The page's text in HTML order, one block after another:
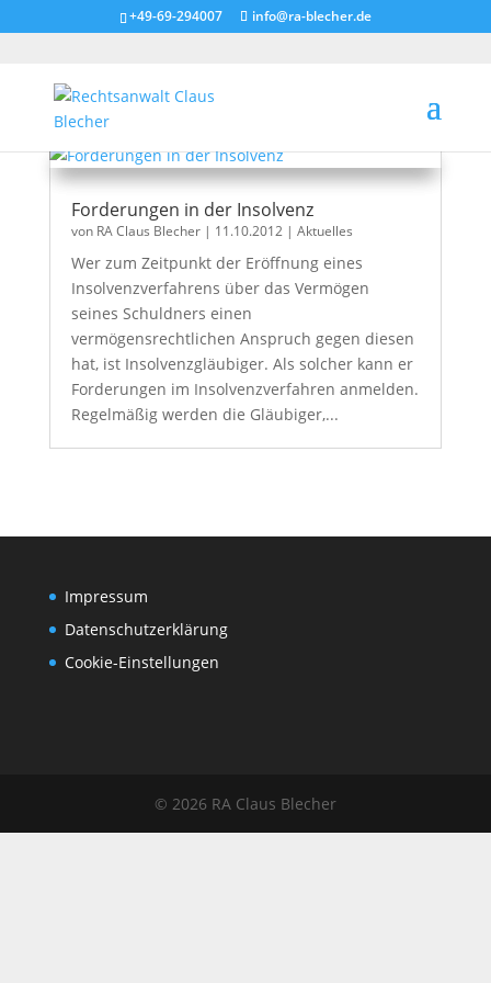
+49-69-294007 info@ra-blecher.de
Forderungen in der Insolvenz
von RA Claus Blecher| 11.10.2012| Aktuelles
Wer zum Zeitpunkt der Eröffnung eines
Insolvenzverfahrens über das Vermögen
seines Schuldners einen
vermögensrechtlichen Anspruch gegen diesen
hat, ist Insolvenzgläubiger. Als solcher kann er
Forderungen im Insolvenzverfahren anmelden.
Regelmäßig werden die Gläubiger,...
Impressum
Datenschutz­erklärung
Cookie-Einstellungen
© 2026 RA Claus Blecher